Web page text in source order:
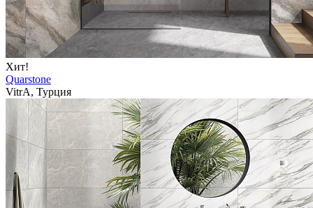
Хит!
Quarstone
VitrA, Турция